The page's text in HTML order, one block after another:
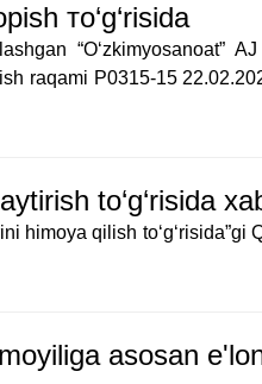
тo‘g‘risida
“O‘zkimyosanoat”
raqami P0315-15
to‘g‘risida
himoya qilish
asosan